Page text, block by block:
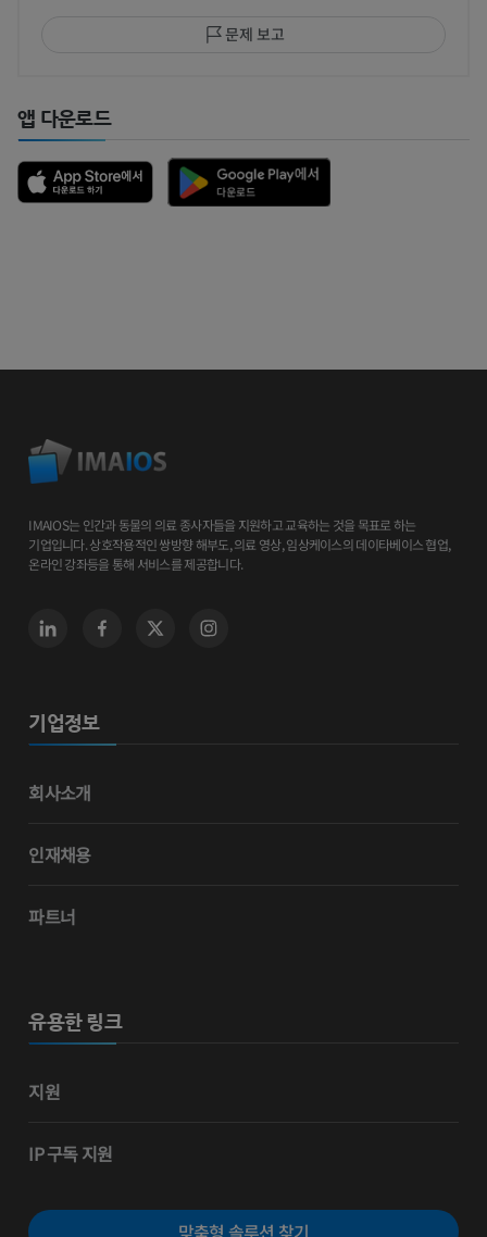
문제 보고
앱 다운로드
IMAIOS는 인간과 동물의 의료 종사자들을 지원하고 교육하는 것을 목표로 하는
기업입니다. 상호작용적인 쌍방향 해부도, 의료 영상, 임상케이스의 데이타베이스 협업,
온라인 강좌등을 통해 서비스를 제공합니다.
기업정보
회사소개
인재채용
파트너
유용한 링크
지원
IP 구독 지원
맞춤형 솔루션 찾기